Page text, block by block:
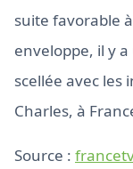
suite favorable
enveloppe, il y
scellée avec
Charles, à
Source :